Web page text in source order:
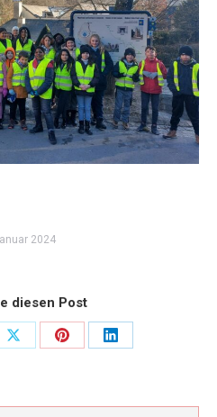
2024
diesen Post
Share
Share
Share